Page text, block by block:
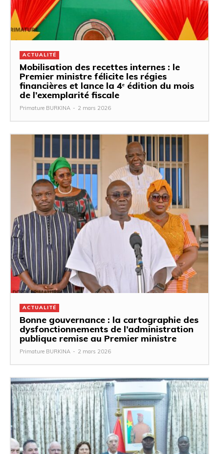
ACTUALITÉ
Mobilisation des recettes internes : le
Premier ministre félicite les régies
financières et lance la 4ᵉ édition du mois
de l’exemplarité fiscale
Primature BURKINA - 2 mars 2026
ACTUALITÉ
Bonne gouvernance : la cartographie des
dysfonctionnements de l’administration
publique remise au Premier ministre
Primature BURKINA - 2 mars 2026